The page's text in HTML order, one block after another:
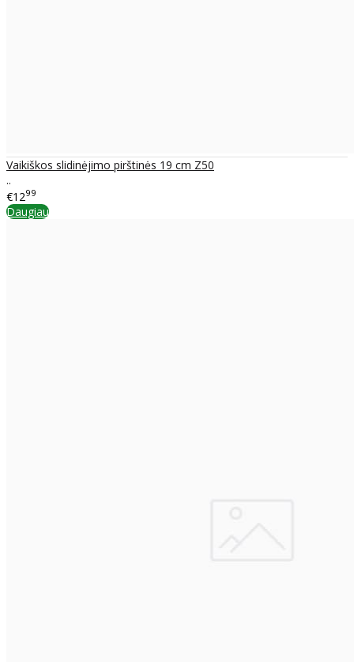
Vaikiškos slidinėjimo pirštinės 19 cm Z50
..
€1299
Daugiau